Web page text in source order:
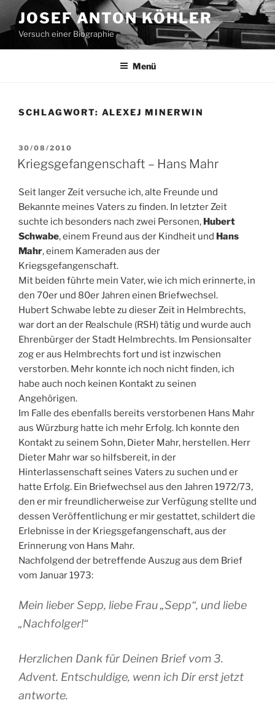
Inhalt
springen
JOSEF ANTON KÖHLER
Versuch einer Biographie
Menü
SCHLAGWORT: ALEXEJ MINERWIN
VERÖFFENTLICHT
AM
30/08/2010
Kriegsgefangenschaft – Hans Mahr
Seit langer Zeit versuche ich, alte Freunde und
Bekannte meines Vaters zu finden. In letzter Zeit
suchte ich besonders nach zwei Personen, Hubert
Schwabe, einem Freund aus der Kindheit und Hans
Mahr, einem Kameraden aus der
Kriegsgefangenschaft.
Mit beiden führte mein Vater, wie ich mich erinnerte, in
den 70er und 80er Jahren einen Briefwechsel.
Hubert Schwabe lebte zu dieser Zeit in Helmbrechts,
war dort an der Realschule (RSH) tätig und wurde auch
Ehrenbürger der Stadt Helmbrechts. Im Pensionsalter
zog er aus Helmbrechts fort und ist inzwischen
verstorben. Mehr konnte ich noch nicht finden, ich
habe auch noch keinen Kontakt zu seinen
Angehörigen.
Im Falle des ebenfalls bereits verstorbenen Hans Mahr
aus Würzburg hatte ich mehr Erfolg. Ich konnte den
Kontakt zu seinem Sohn, Dieter Mahr, herstellen. Herr
Dieter Mahr war so hilfsbereit, in der
Hinterlassenschaft seines Vaters zu suchen und er
hatte Erfolg. Ein Briefwechsel aus den Jahren 1972/73,
den er mir freundlicherweise zur Verfügung stellte und
dessen Veröffentlichung er mir gestattet, schildert die
Erlebnisse in der Kriegsgefangenschaft, aus der
Erinnerung von Hans Mahr.
Nachfolgend der betreffende Auszug aus dem Brief
vom Januar 1973:
Mein lieber Sepp, liebe Frau „Sepp“, und liebe
„Nachfolger!“
Herzlichen Dank für Deinen Brief vom 3.
Advent. Entschuldige, wenn ich Dir erst jetzt
antworte.